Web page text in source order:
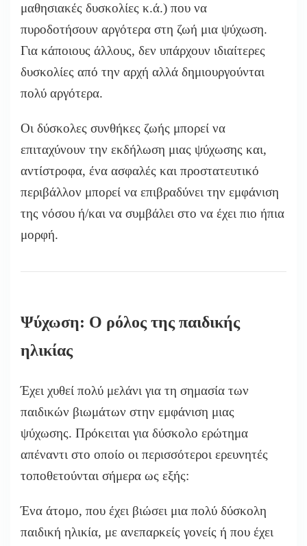
μαθησιακές δυσκολίες κ.ά.) που να
πυροδοτήσουν αργότερα στη ζωή μια ψύχωση.
Για κάποιους άλλους, δεν υπάρχουν ιδιαίτερες
δυσκολίες από την αρχή αλλά δημιουργούνται
πολύ αργότερα.
Οι δύσκολες συνθήκες ζωής μπορεί να
επιταχύνουν την εκδήλωση μιας ψύχωσης και,
αντίστροφα, ένα ασφαλές και προστατευτικό
περιβάλλον μπορεί να επιβραδύνει την εμφάνιση
της νόσου ή/και να συμβάλει στο να έχει πιο ήπια
μορφή.
Ψύχωση: Ο ρόλος της παιδικής
ηλικίας
Έχει χυθεί πολύ μελάνι για τη σημασία των
παιδικών βιωμάτων στην εμφάνιση μιας
ψύχωσης. Πρόκειται για δύσκολο ερώτημα
απέναντι στο οποίο οι περισσότεροι ερευνητές
τοποθετούνται σήμερα ως εξής:
Ένα άτομο, που έχει βιώσει μια πολύ δύσκολη
παιδική ηλικία, με ανεπαρκείς γονείς ή που έχει